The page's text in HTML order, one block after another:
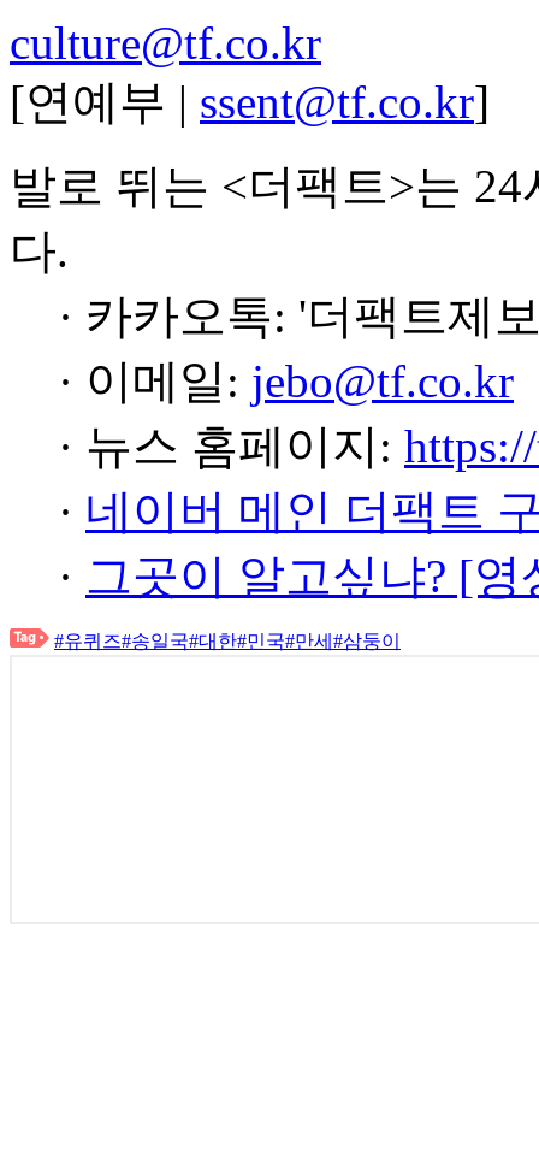
culture@tf.co.kr
[연예부 | ssent@tf.co.kr]
발로 뛰는 <더팩트>는
다.
· 카카오톡: '더팩트제
· 이메일: jebo@tf.co.kr
· 뉴스 홈페이지:
· 네이버 메인 더팩트
· 그곳이 알고싶냐? [
#유퀴즈#송일국#대한#민국#만세 #삼둥이